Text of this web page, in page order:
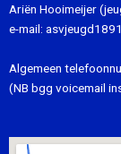
Ariën Hooimeijer
e-mail:
Algemeen
(NB bgg voicemail